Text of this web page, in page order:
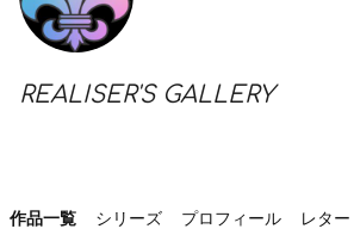
REALISER'S GALLERY
作品一覧 シリーズ プロフィール レター